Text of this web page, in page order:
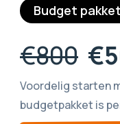
Budget pakket
€800
Voordelig starten
budgetpakket is